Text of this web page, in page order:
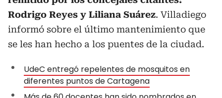
Rodrigo Reyes y Liliana Suárez. Villadiego
informó sobre el último mantenimiento que
se les han hecho a los puentes de la ciudad.
UdeC entregó repelentes de mosquitos en
diferentes puntos de Cartagena